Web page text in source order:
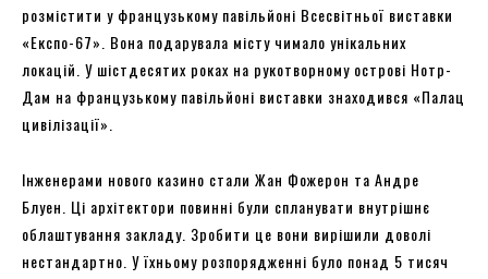
розмістити у французькому павільйоні Всесвітньої виставки
«Експо-67». Вона подарувала місту чимало унікальних
локацій. У шістдесятих роках на рукотворному острові Нотр-
Дам на французькому павільйоні виставки знаходився «Палац
цивілізації».
Інженерами нового казино стали Жан Фожерон та Андре
Блуен. Ці архітектори повинні були спланувати внутрішнє
облаштування закладу. Зробити це вони вирішили доволі
нестандартно. У їхньому розпорядженні було понад 5 тисяч